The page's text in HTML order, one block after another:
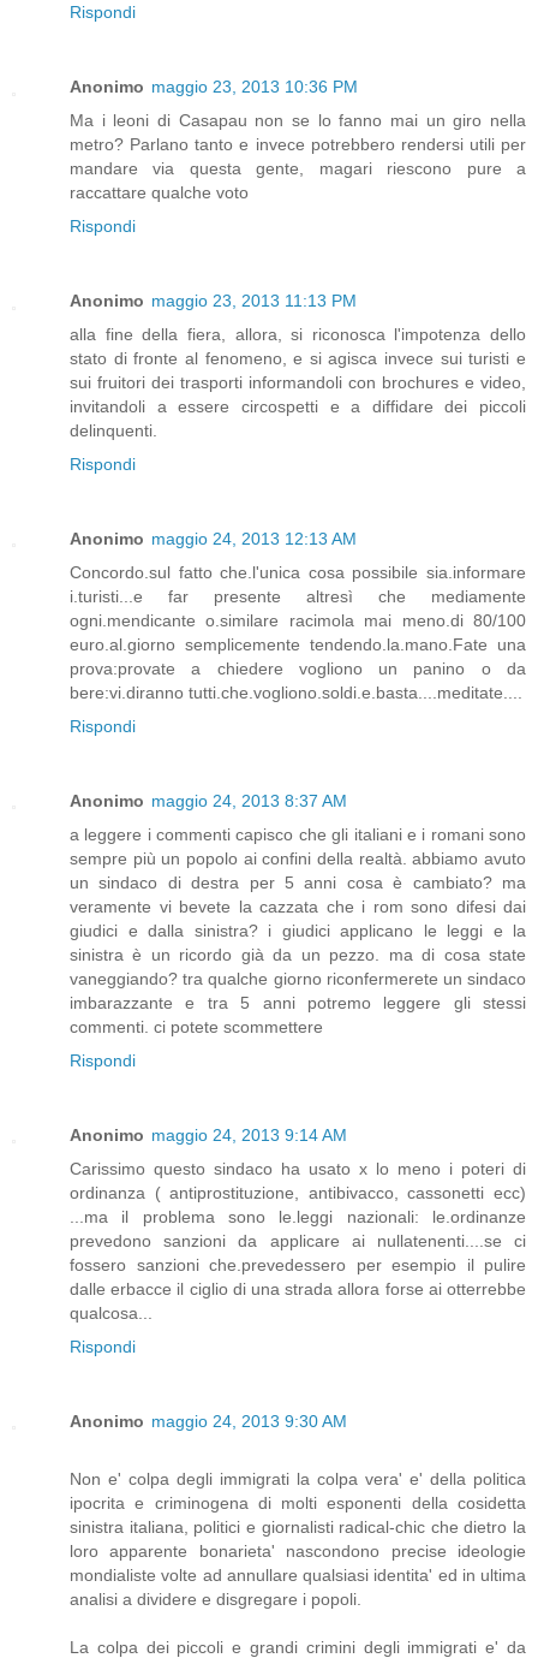
Rispondi
Anonimo maggio 23, 2013 10:36 PM
Ma i leoni di Casapau non se lo fanno mai un giro nella
metro? Parlano tanto e invece potrebbero rendersi utili per
mandare via questa gente, magari riescono pure a
raccattare qualche voto
Rispondi
Anonimo maggio 23, 2013 11:13 PM
alla fine della fiera, allora, si riconosca l'impotenza dello
stato di fronte al fenomeno, e si agisca invece sui turisti e
sui fruitori dei trasporti informandoli con brochures e video,
invitandoli a essere circospetti e a diffidare dei piccoli
delinquenti.
Rispondi
Anonimo maggio 24, 2013 12:13 AM
Concordo.sul fatto che.l'unica cosa possibile sia.informare
i.turisti...e far presente altresì che mediamente
ogni.mendicante o.similare racimola mai meno.di 80/100
euro.al.giorno semplicemente tendendo.la.mano.Fate una
prova:provate a chiedere vogliono un panino o da
bere:vi.diranno tutti.che.vogliono.soldi.e.basta....meditate....
Rispondi
Anonimo maggio 24, 2013 8:37 AM
a leggere i commenti capisco che gli italiani e i romani sono
sempre più un popolo ai confini della realtà. abbiamo avuto
un sindaco di destra per 5 anni cosa è cambiato? ma
veramente vi bevete la cazzata che i rom sono difesi dai
giudici e dalla sinistra? i giudici applicano le leggi e la
sinistra è un ricordo già da un pezzo. ma di cosa state
vaneggiando? tra qualche giorno riconfermerete un sindaco
imbarazzante e tra 5 anni potremo leggere gli stessi
commenti. ci potete scommettere
Rispondi
Anonimo maggio 24, 2013 9:14 AM
Carissimo questo sindaco ha usato x lo meno i poteri di
ordinanza ( antiprostituzione, antibivacco, cassonetti ecc)
...ma il problema sono le.leggi nazionali: le.ordinanze
prevedono sanzioni da applicare ai nullatenenti....se ci
fossero sanzioni che.prevedessero per esempio il pulire
dalle erbacce il ciglio di una strada allora forse ai otterrebbe
qualcosa...
Rispondi
Anonimo maggio 24, 2013 9:30 AM
Non e' colpa degli immigrati la colpa vera' e' della politica
ipocrita e criminogena di molti esponenti della cosidetta
sinistra italiana, politici e giornalisti radical-chic che dietro la
loro apparente bonarieta' nascondono precise ideologie
mondialiste volte ad annullare qualsiasi identita' ed in ultima
analisi a dividere e disgregare i popoli.
La colpa dei piccoli e grandi crimini degli immigrati e' da